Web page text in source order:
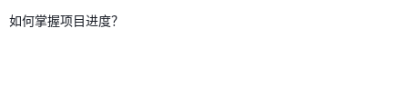
如何掌握项目进度？